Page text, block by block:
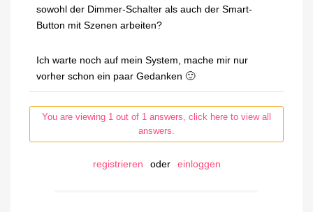
sowohl der Dimmer-Schalter als auch der Smart-
Button mit Szenen arbeiten?
Ich warte noch auf mein System, mache mir nur
vorher schon ein paar Gedanken 🙂
You are viewing 1 out of 1 answers, click here to view all
answers.
registrieren oder einloggen